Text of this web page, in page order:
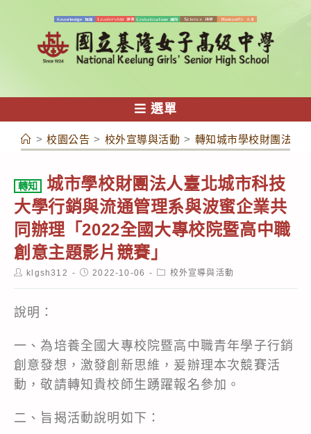
容
選單
> 校園公告 > 校外宣導與活動 > 轉知城市學校財團法人
轉知
城市學校財團法人臺北城市科技
大學行銷與流通管理系與波蜜企業共
同辦理「2022全國大專校院暨高中職
創意主題影片競賽」
Postklgsh312
Post2022-10-06
Post校外宣導與活動
說明：
一、為培養全國大專校院暨高中職青年學子行銷
創意發想，激發創新思維，爰辦理本次競賽活
動，敬請轉知貴校師生踴躍報名參加。
二、旨揭活動說明如下：